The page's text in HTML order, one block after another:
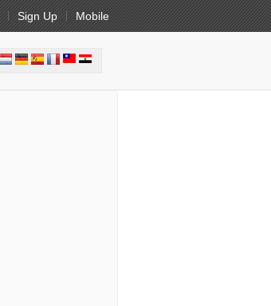
Sign Up Mobile